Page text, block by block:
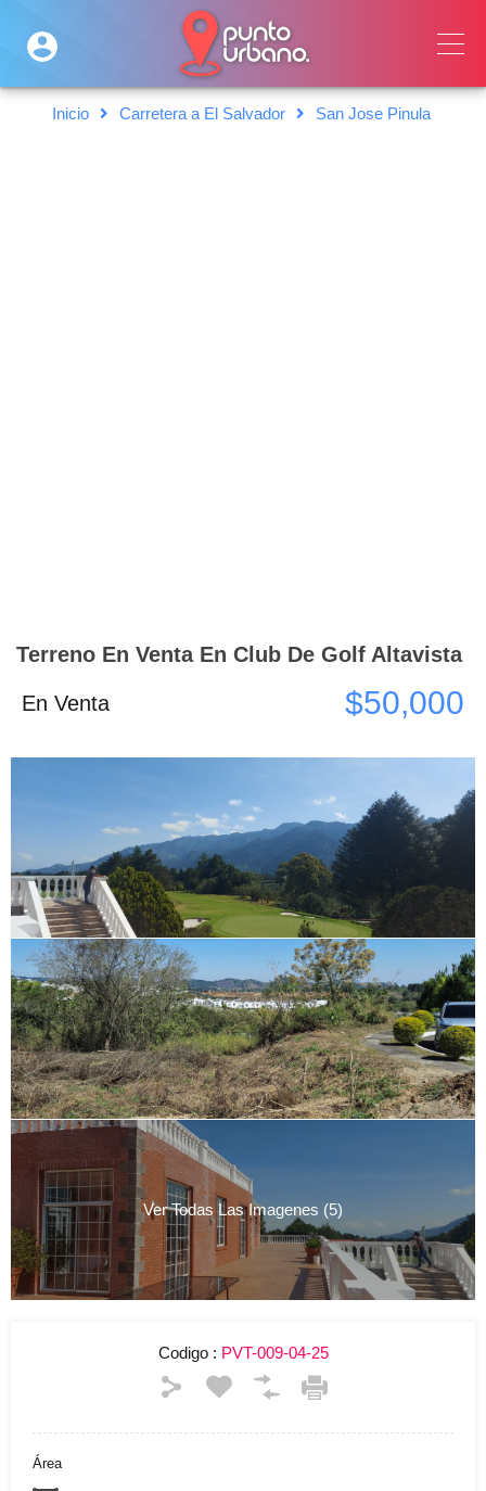
Inicio Carretera a El Salvador San Jose Pinula
Terreno En Venta En Club De Golf Altavista
En Venta $50,000
Ver Todas Las Imagenes (5)
Codigo : PVT-009-04-25
Área